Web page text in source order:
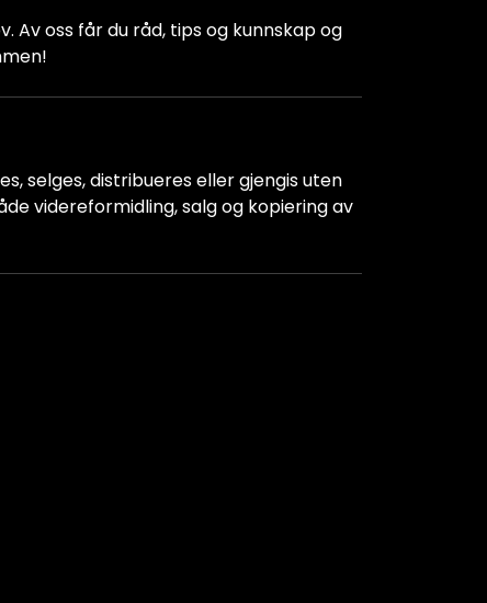
Av oss får du råd, tips og kunnskap og
selges, distribueres eller gjengis uten
videreformidling, salg og kopiering av